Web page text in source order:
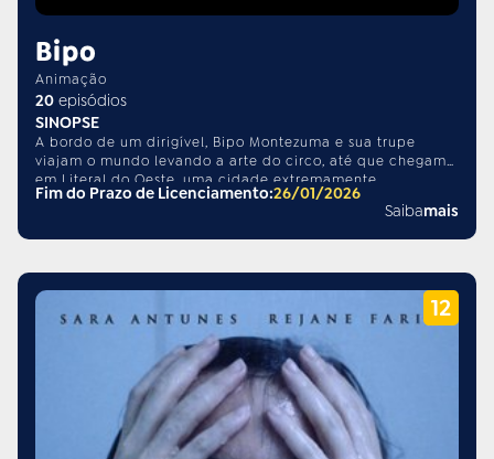
Bipo
Animação
20 episódios
SINOPSE
A bordo de um dirigível, Bipo Montezuma e sua trupe
viajam o mundo levando a arte do circo, até que chegam
em Literal do Oeste, uma cidade extremamente
burocrática que não entende o conceito de arte, muito
Fim do Prazo de Licenciamento:26/01/2026
Saibamais